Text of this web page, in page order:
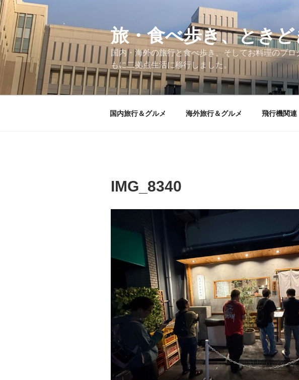
コ
ン
テ
ン
ツ
へ
旅・食べ歩き、とき
国内・海外の旅行と食べ歩き、そしてお料理のブ
もに二拠点生活に移行しました。
国内旅行＆グルメ 海外旅行＆グルメ 飛行機関連
IMG_8340